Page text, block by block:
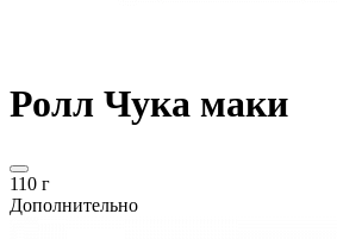
Ролл Чука маки
110 г
Дополнительно